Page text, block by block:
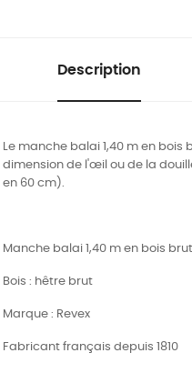
Description
Le manche balai 1,40 m en
dimension de l'œil ou de la
en 60 cm).
Manche balai 1,40 m en bois
Bois : hêtre brut
Marque : Revex
Fabricant français depuis 1810